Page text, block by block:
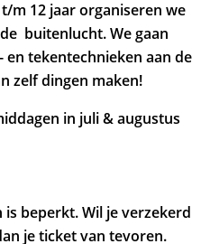
m 12 jaar organiseren we
buitenlucht. We gaan
tekentechnieken aan de
zelf dingen maken!
in juli & augustus
is beperkt. Wil je verzekerd
je ticket van tevoren.